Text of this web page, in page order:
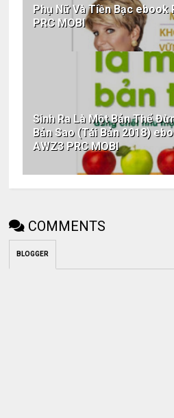
Phụ Nữ Và Tiền Bạc ebook
PRC MOBI
Sinh Ra Là Một Bản Thể
Bản Sao (Tái Bản 2018)
AWZ3 PRC MOBI
COMMENTS
BLOGGER